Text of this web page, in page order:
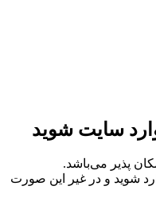
سایت شوید
پذیر می‌باشد.
شوید و در غیر این صورت